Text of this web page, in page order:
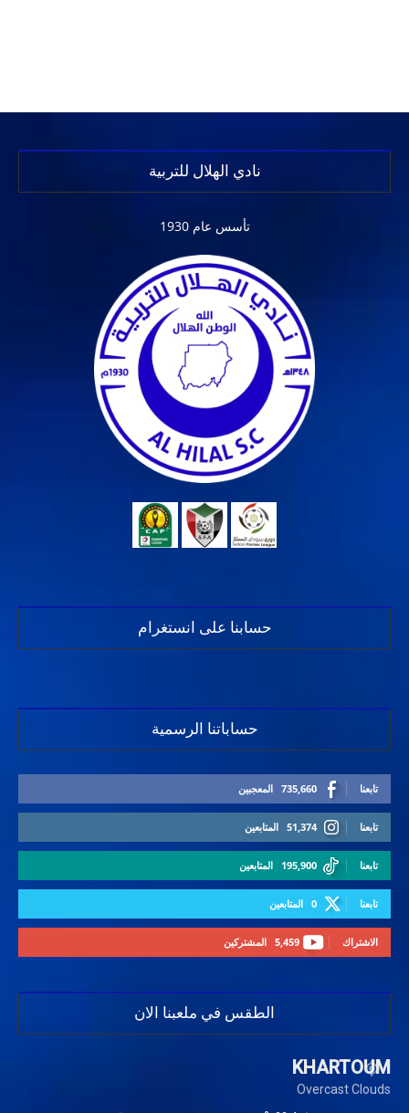
نادي الهلال للتربية
تأسس عام 1930
حسابنا على انستغرام
حساباتنا الرسمية
735,660 المعجبين تابعنا
51,374 المتابعين تابعنا
195,900 المتابعين تابعنا
0 المتابعين تابعنا
5,459 المشتركين الاشتراك
الطقس في ملعبنا الان
KHARTOUM
Overcast Clouds